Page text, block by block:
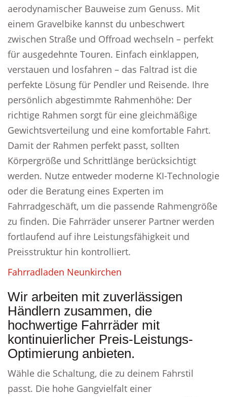
aerodynamischer Bauweise zum Genuss. Mit
einem Gravelbike kannst du unbeschwert
zwischen Straße und Offroad wechseln – perfekt
für ausgedehnte Touren. Einfach einklappen,
verstauen und losfahren – das Faltrad ist die
perfekte Lösung für Pendler und Reisende. Ihre
persönlich abgestimmte Rahmenhöhe: Der
richtige Rahmen sorgt für eine gleichmäßige
Gewichtsverteilung und eine komfortable Fahrt.
Damit der Rahmen perfekt passt, sollten
Körpergröße und Schrittlänge berücksichtigt
werden. Nutze entweder moderne KI-Technologie
oder die Beratung eines Experten im
Fahrradgeschäft, um die passende Rahmengröße
zu finden. Die Fahrräder unserer Partner werden
fortlaufend auf ihre Leistungsfähigkeit und
Preisstruktur hin kontrolliert.
Fahrradladen Neunkirchen
Wir arbeiten mit zuverlässigen
Händlern zusammen, die
hochwertige Fahrräder mit
kontinuierlicher Preis-Leistungs-
Optimierung anbieten.
Wähle die Schaltung, die zu deinem Fahrstil
passt. Die hohe Gangvielfalt einer